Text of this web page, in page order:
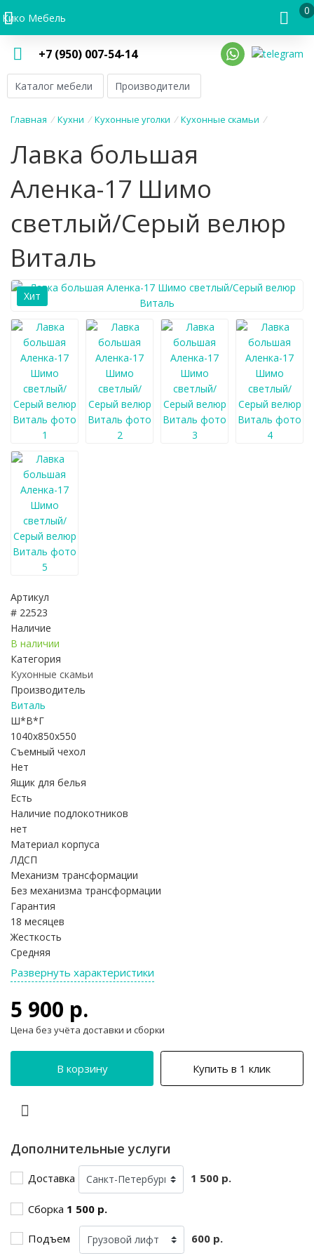
Кико Мебель
0
+7 (950) 007-54-14
Каталог мебели Производители
Главная / Кухни / Кухонные уголки / Кухонные скамьи /
Лавка большая
Аленка-17 Шимо
светлый/Серый велюр
Виталь
Хит
Артикул
# 22523
Наличие
В наличии
Категория
Кухонные скамьи
Производитель
Виталь
Ш*В*Г
1040x850x550
Съемный чехол
Нет
Ящик для белья
Есть
Наличие подлокотников
нет
Материал корпуса
ЛДСП
Механизм трансформации
Без механизма трансформации
Гарантия
18 месяцев
Жесткость
Средняя
Развернуть характеристики
5 900 р.
Цена без учёта доставки и сборки
В корзину Купить в 1 клик
Дополнительные услуги
Доставка 1 500 р.
Сборка 1 500 р.
Подъем 600 р.